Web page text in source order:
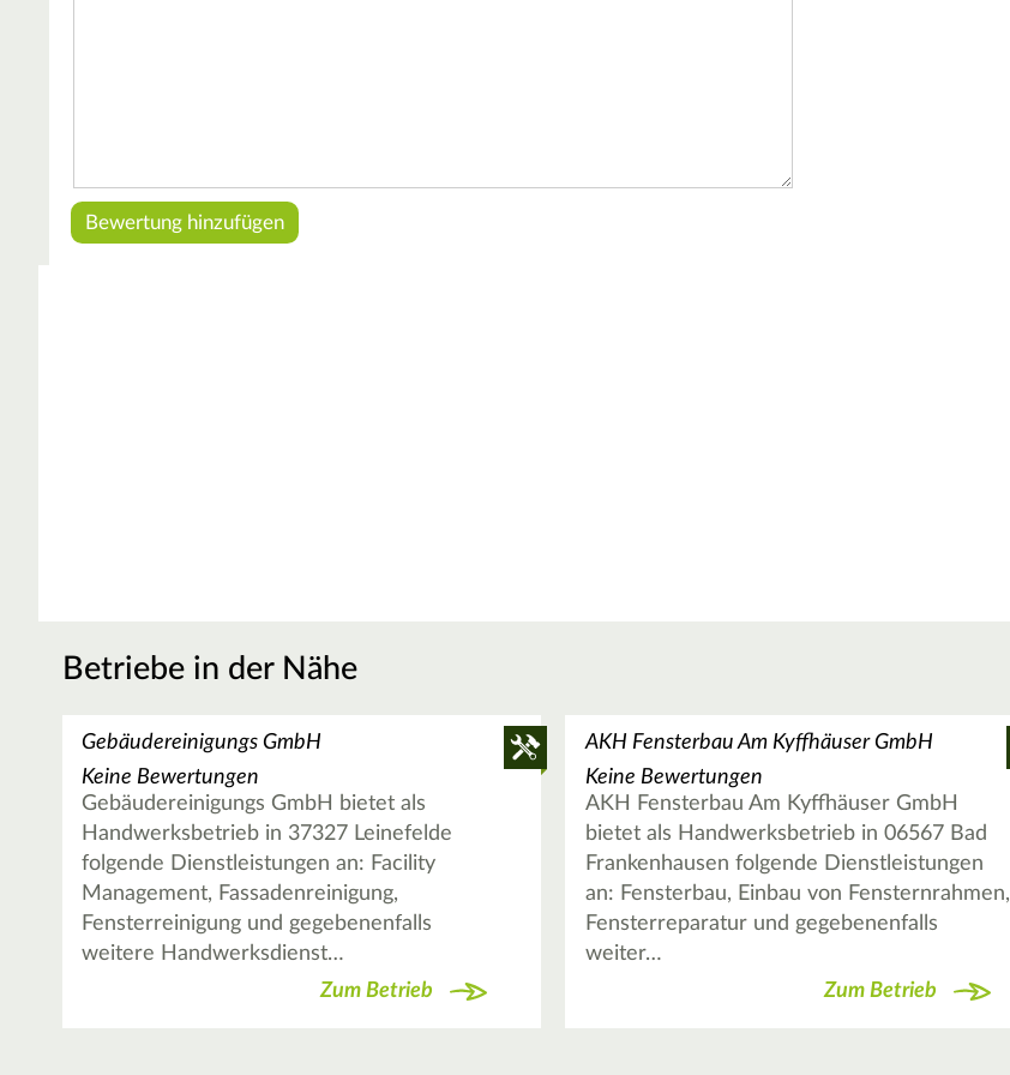
Betriebe in der Nähe
Gebäudereinigungs GmbH
Keine Bewertungen
Gebäudereinigungs GmbH bietet als
Handwerksbetrieb in 37327 Leinefelde
folgende Dienstleistungen an: Facility
Management, Fassadenreinigung,
Fensterreinigung und gegebenenfalls
weitere Handwerksdienst…
Zum Betrieb
AKH Fensterbau Am Kyffhäuser GmbH
Keine Bewertungen
AKH Fensterbau Am Kyffhäuser GmbH
bietet als Handwerksbetrieb in 06567 Bad
Frankenhausen folgende Dienstleistungen
an: Fensterbau, Einbau von Fensternrahmen,
Fensterreparatur und gegebenenfalls
weiter…
Zum Betrieb